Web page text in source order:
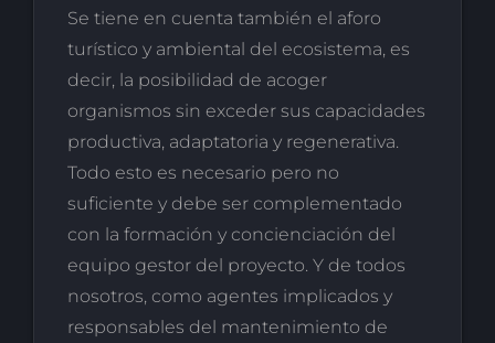
Se tiene en cuenta también el aforo
turístico y ambiental del ecosistema, es
decir, la posibilidad de acoger
organismos sin exceder sus capacidades
productiva, adaptatoria y regenerativa.
Todo esto es necesario pero no
suficiente y debe ser complementado
con la formación y concienciación del
equipo gestor del proyecto. Y de todos
nosotros, como agentes implicados y
responsables del mantenimiento de